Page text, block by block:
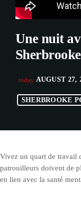
Une nuit
Sherbrooke
today AUGUST 27,
SHERBROOKE
Vivez un quart de travail
patrouilleurs doivent de
en lien avec la santé